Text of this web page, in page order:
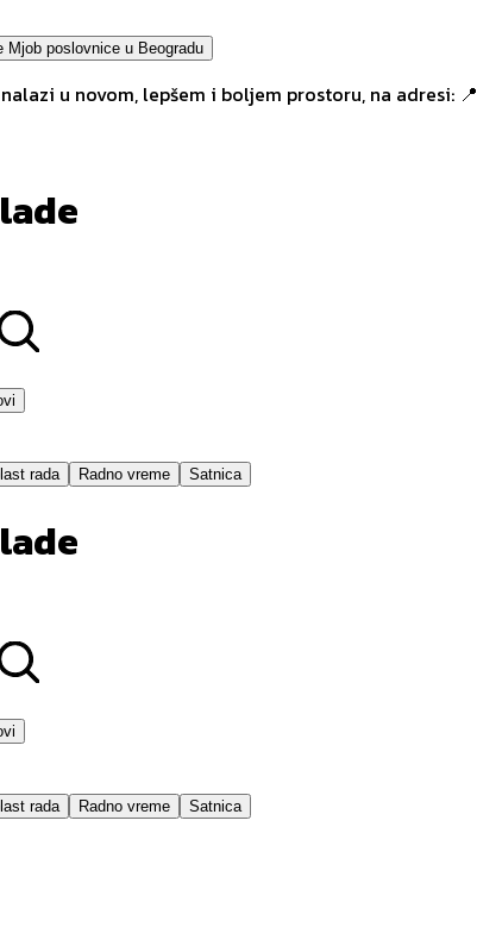
Mjob poslovnice u Beogradu
u novom, lepšem i boljem prostoru, na adresi: 📍
rada Radno vreme Satnica
rada Radno vreme Satnica